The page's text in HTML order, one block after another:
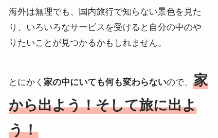
海外は無理でも、国内旅行で知らない景色を見た
り、いろいろなサービスを受けると自分の中のや
りたいことが見つかるかもしれません。
とにかく 家の中にいても何も変わらないので、 家
から出よう！そして旅に出よ
う！